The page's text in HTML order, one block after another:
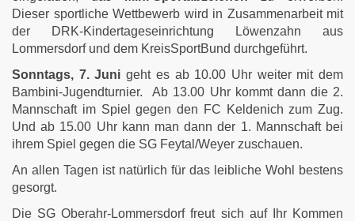
Dieser sportliche Wettbewerb wird in Zusammenarbeit mit
der DRK-Kindertageseinrichtung Löwenzahn aus
Lommersdorf und dem KreisSportBund durchgeführt.
Sonntags, 7. Juni geht es ab 10.00 Uhr weiter mit dem
Bambini-Jugendturnier. Ab 13.00 Uhr kommt dann die 2.
Mannschaft im Spiel gegen den FC Keldenich zum Zug.
Und ab 15.00 Uhr kann man dann der 1. Mannschaft bei
ihrem Spiel gegen die SG Feytal/Weyer zuschauen.
An allen Tagen ist natürlich für das leibliche Wohl bestens
gesorgt.
Die SG Oberahr-Lommersdorf freut sich auf Ihr Kommen